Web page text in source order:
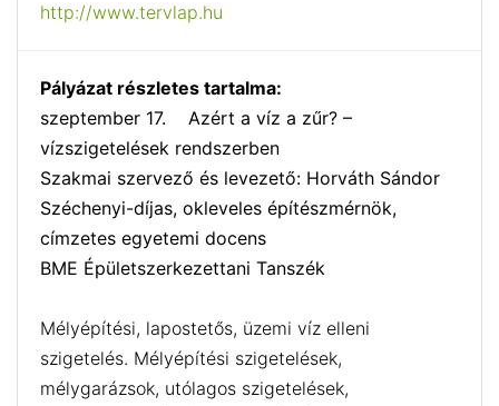
http://www.tervlap.hu
Pályázat részletes tartalma:
szeptember 17. Azért a víz a zűr? –
vízszigetelések rendszerben
Szakmai szervező és levezető: Horváth Sándor
Széchenyi-díjas, okleveles építészmérnök,
címzetes egyetemi docens
BME Épületszerkezettani Tanszék
Mélyépítési, lapostetős, üzemi víz elleni
szigetelés. Mélyépítési szigetelések,
mélygarázsok, utólagos szigetelések,